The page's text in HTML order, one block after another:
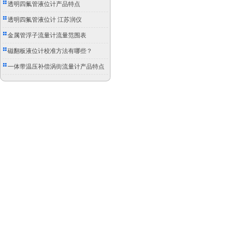
透明四氟管液位计产品特点
透明四氟管液位计 江苏润仪
金属管浮子流量计流量范围表
磁翻板液位计校准方法有哪些？
一体带温压补偿涡街流量计产品特点